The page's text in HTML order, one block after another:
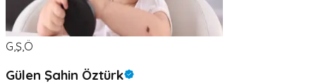
G,Ş,Ö
Gülen Şahin Öztürk